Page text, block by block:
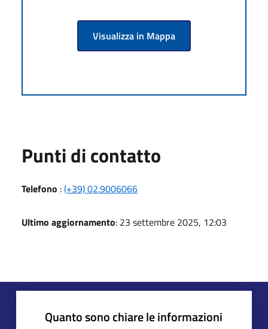
Visualizza in Mappa
Punti di contatto
Telefono :(+39) 02.9006066
Ultimo aggiornamento: 23 settembre 2025, 12:03
Quanto sono chiare le informazioni